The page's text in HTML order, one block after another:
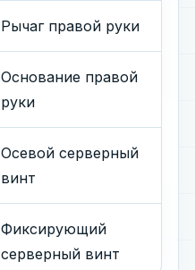
Рычаг правой руки
Основание правой
руки
Осевой серверный
винт
Фиксирующий
серверный винт